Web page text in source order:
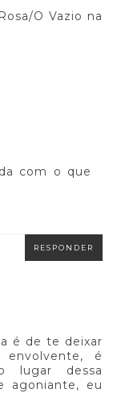
O Vazio na
com o que
RESPONDER
é de te deixar
envolvente, é
lugar dessa
agoniante, eu